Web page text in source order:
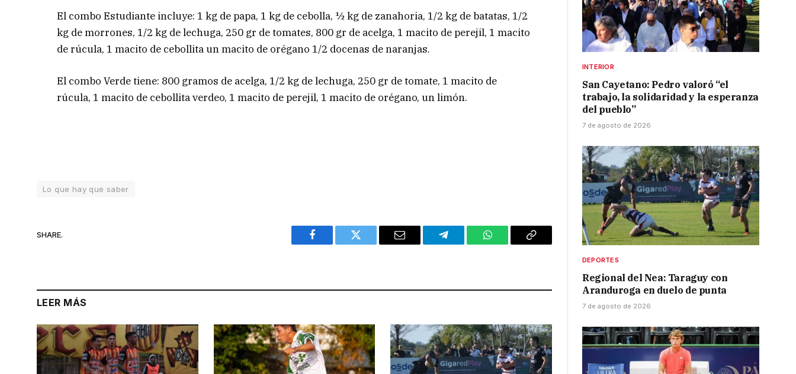
El combo Estudiante incluye: 1 kg de papa, 1 kg de cebolla, ½ kg de zanahoria, 1/2 kg de batatas, 1/2
kg de morrones, 1/2 kg de lechuga, 250 gr de tomates, 800 gr de acelga, 1 macito de perejil, 1 macito
de rúcula, 1 macito de cebollita un macito de orégano 1/2 docenas de naranjas.
El combo Verde tiene: 800 gramos de acelga, 1/2 kg de lechuga, 250 gr de tomate, 1 macito de
rúcula, 1 macito de cebollita verdeo, 1 macito de perejil, 1 macito de orégano, un limón.
Lo que hay que saber
SHARE.
Facebook Twitter Email Telegram WhatsAppCopy
LEER MÁS
INTERIOR
San Cayetano: Pedro valoró “el
trabajo, la solidaridad y la esperanza
del pueblo”
7 de agosto de 2026
DEPORTES
Regional del Nea: Taraguy con
Aranduroga en duelo de punta
7 de agosto de 2026